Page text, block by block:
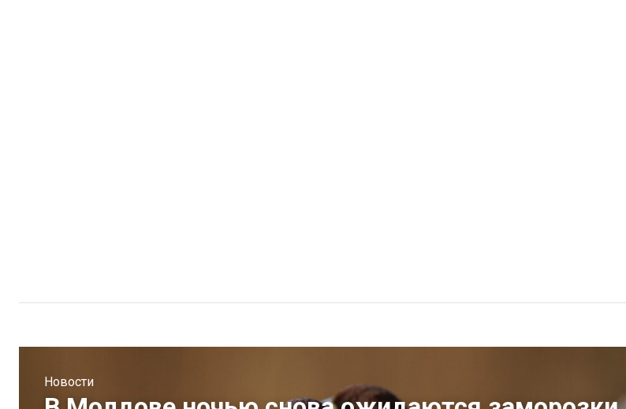
Новости